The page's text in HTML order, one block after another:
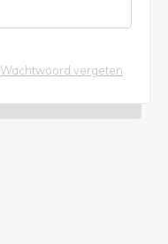
Wachtwoord vergeten